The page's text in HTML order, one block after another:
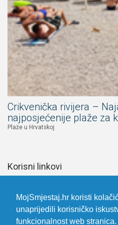
MojSmjestaj.hr koristi
unaprijedili korisničko
funkcionalnost web
Crikvenička rivijera –
najposjećenije plaže za
Plaže u Hrvatskoj
Korisni linkovi
Prijava za iznajmljivače
Opći uvjeti poslovanja i korištenja